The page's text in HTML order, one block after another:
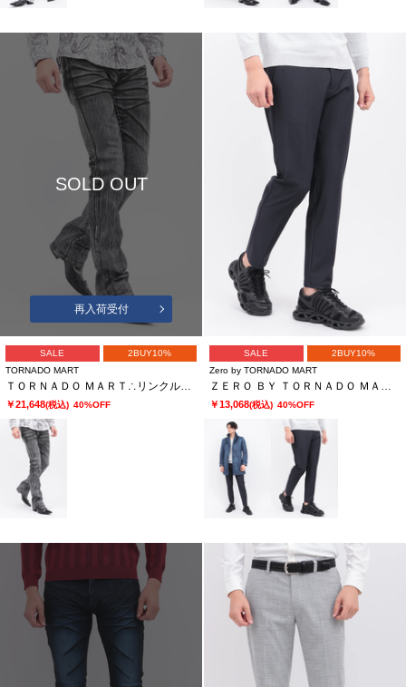
SOLD OUT
再入荷受付
SALE
2BUY10%
TORNADO MART
￥21,648(税込) 40%OFF
SALE
2BUY10%
Zero by TORNADO MART
￥13,068(税込) 40%OFF